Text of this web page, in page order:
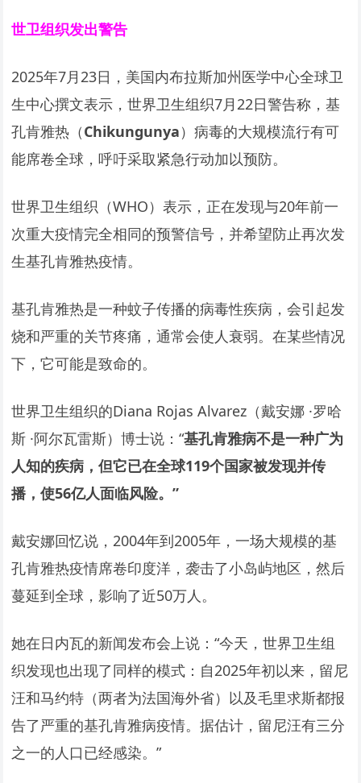
世卫组织发出警告
2025年7月23日，美国内布拉斯加州医学中心全球卫
生中心撰文表示，世界卫生组织7月22日警告称，基
孔肯雅热（Chikungunya）病毒的大规模流行有可
能席卷全球，呼吁采取紧急行动加以预防。
世界卫生组织（WHO）表示，正在发现与20年前一
次重大疫情完全相同的预警信号，并希望防止再次发
生基孔肯雅热疫情。
基孔肯雅热是一种蚊子传播的病毒性疾病，会引起发
烧和严重的关节疼痛，通常会使人衰弱。在某些情况
下，它可能是致命的。
世界卫生组织的Diana Rojas Alvarez（戴安娜 ·罗哈
斯 ·阿尔瓦雷斯）博士说：“基孔肯雅病不是一种广为
人知的疾病，但它已在全球119个国家被发现并传
播，使56亿人面临风险。”
戴安娜回忆说，2004年到2005年，一场大规模的基
孔肯雅热疫情席卷印度洋，袭击了小岛屿地区，然后
蔓延到全球，影响了近50万人。
她在日内瓦的新闻发布会上说：“今天，世界卫生组
织发现也出现了同样的模式：自2025年初以来，留尼
汪和马约特（两者为法国海外省）以及毛里求斯都报
告了严重的基孔肯雅病疫情。据估计，留尼汪有三分
之一的人口已经感染。”